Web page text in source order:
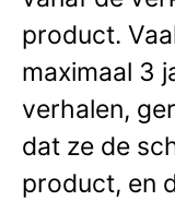
product.
maximaal 3
verhalen,
dat ze de
product, en